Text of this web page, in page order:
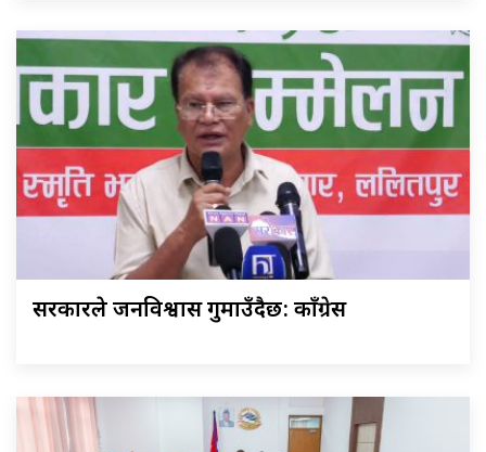
सरकारले जनविश्वास गुमाउँदैछ: काँग्रेस